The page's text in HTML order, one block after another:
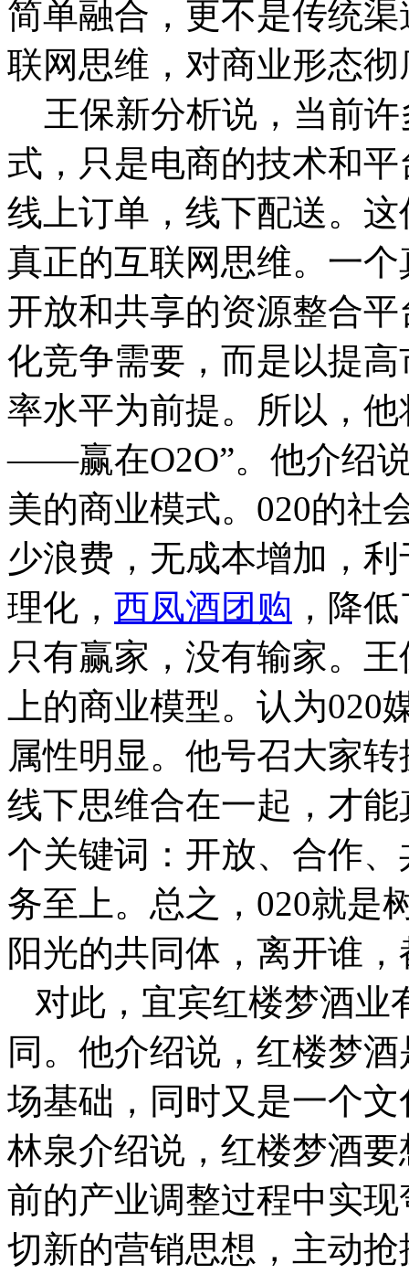
简单融合，更不是传统
联网思维，对商业形态
王保新分析说，当前许
式，只是电商的技术和
线上订单，线下配送。
真正的互联网思维。一
开放和共享的资源整合
化竞争需要，而是以提
率水平为前提。所以，
——赢在O2O”。他介绍
美的商业模式。020的社
少浪费，无成本增加，
理化， 西凤酒团购 ，降
只有赢家，没有输家。
上的商业模型。认为
属性明显。他号召大家
线下思维合在一起，才
个关键词：开放、合作
务至上。总之，020就是
阳光的共同体，离开谁
对此，宜宾红楼梦酒业
同。他介绍说，红楼梦
场基础，同时又是一个
林泉介绍说，红楼梦酒
前的产业调整过程中实
切新的营销思想，主动